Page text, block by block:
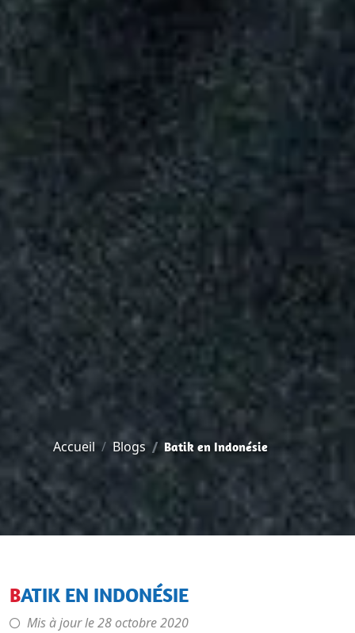
Accueil Blogs Batik en Indonésie
BATIK EN INDONÉSIE
Mis à jour le28 octobre 2020